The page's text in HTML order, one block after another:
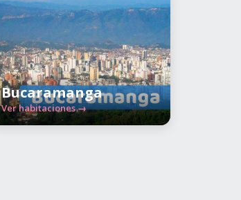
Bucaramanga
Ver habitaciones →